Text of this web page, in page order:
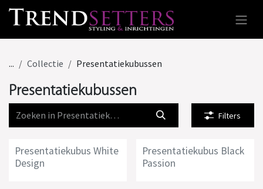
Overslaan naar inhoud
... Collectie Presentatiekubussen
Presentatiekubussen
Filters
Presentatiekubus White
Design
Presentatiekubus Black
Passion